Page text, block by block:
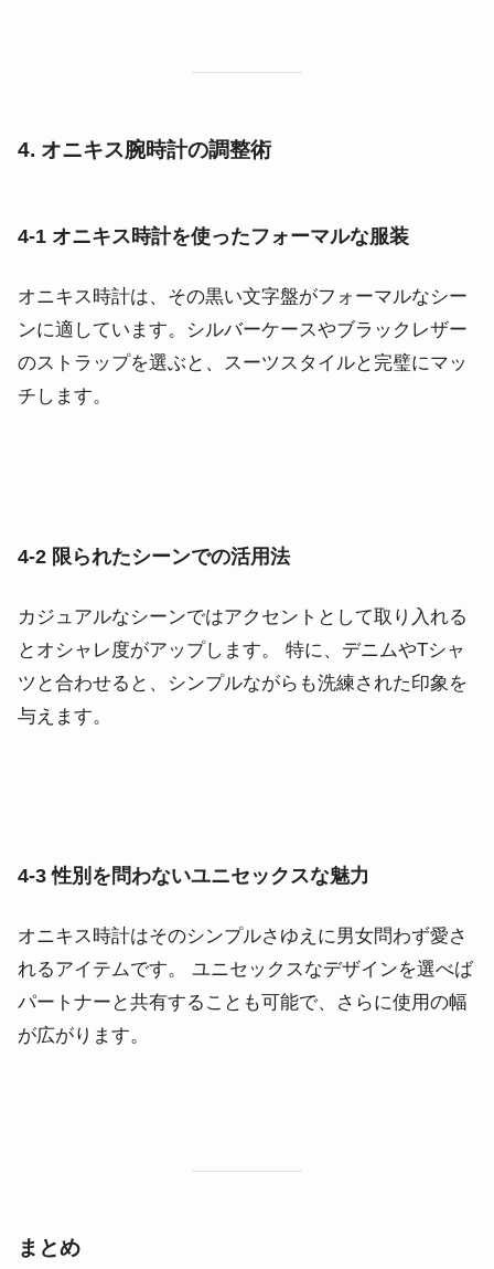
4. オニキス腕時計の調整術
4-1 オニキス時計を使ったフォーマルな服装
オニキス時計は、その黒い文字盤がフォーマルなシー
ンに適しています。シルバーケースやブラックレザー
のストラップを選ぶと、スーツスタイルと完璧にマッ
チします。
4-2 限られたシーンでの活用法
カジュアルなシーンではアクセントとして取り入れる
とオシャレ度がアップします。 特に、デニムやTシャ
ツと合わせると、シンプルながらも洗練された印象を
与えます。
4-3 性別を問わないユニセックスな魅力
オニキス時計はそのシンプルさゆえに男女問わず愛さ
れるアイテムです。 ユニセックスなデザインを選べば
パートナーと共有することも可能で、さらに使用の幅
が広がります。
まとめ